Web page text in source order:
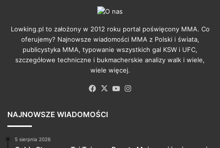
Lowking.pl to założony w 2012 roku portal poświęcony MMA. Co
oferujemy? Najnowsze wiadomości MMA z Polski i świata,
publicystyka MMA, typowanie wszystkich gal KSW i UFC,
szczegółowe techniczne i bukmacherskie analizy walk i wiele,
wiele więcej.
Facebook
X YouTube
NAJNOWSZE WIADOMOŚCI
5 sierpnia 2026